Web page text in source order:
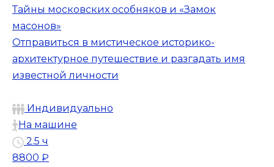
Тайны московских особняков и «Замок
масонов»
Отправиться в мистическое историко-
архитектурное путешествие и разгадать имя
известной личности
Индивидуально
На машине
2.5 ч
8800 ₽